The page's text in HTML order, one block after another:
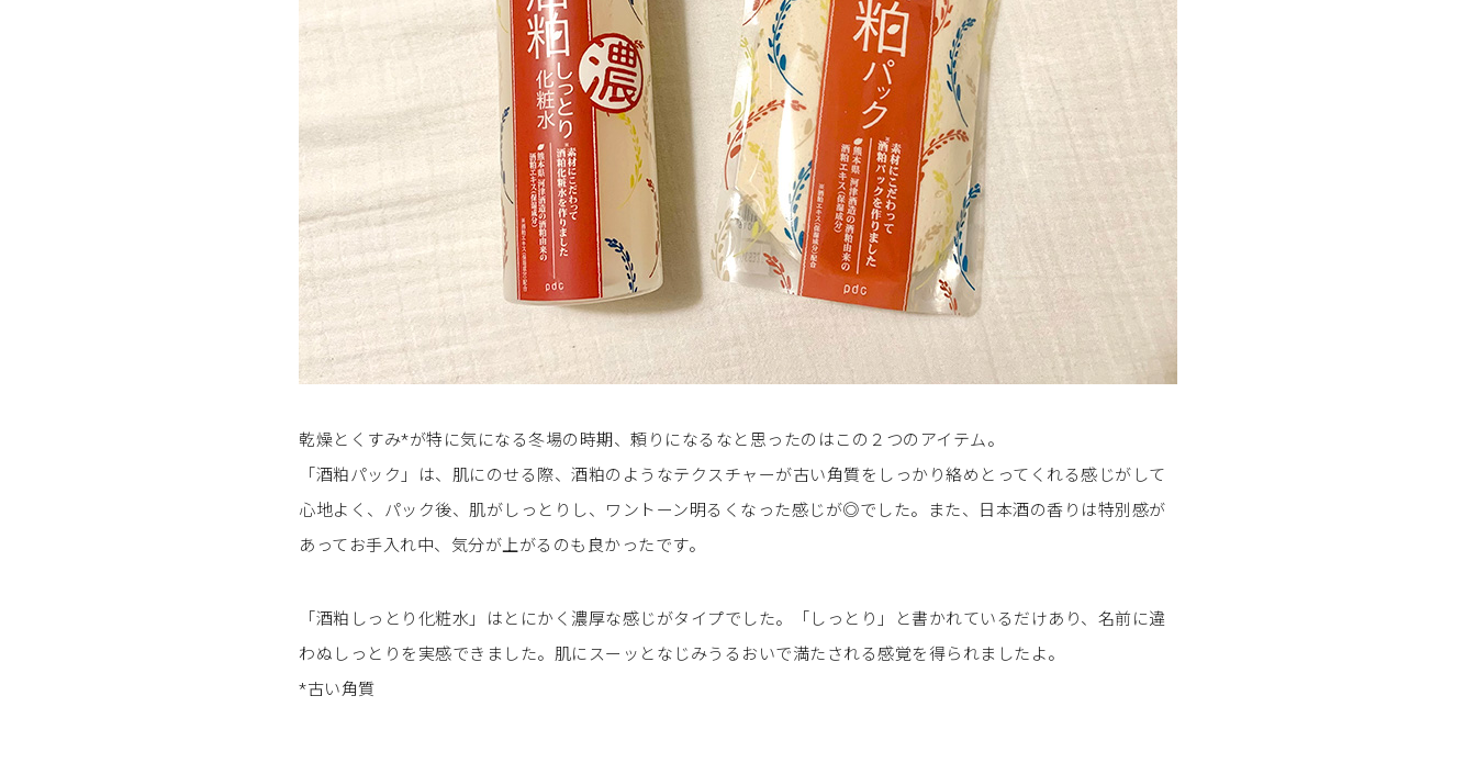
乾燥とくすみ*が特に気になる冬場の時期、頼りになるなと思ったのはこの２つのアイテム。
「酒粕パック」は、肌にのせる際、酒粕のようなテクスチャーが古い角質をしっかり絡めとってくれる感じがして
心地よく、パック後、肌がしっとりし、ワントーン明るくなった感じが◎でした。また、日本酒の香りは特別感が
あってお手入れ中、気分が上がるのも良かったです。
「酒粕しっとり化粧水」はとにかく濃厚な感じがタイプでした。「しっとり」と書かれているだけあり、名前に違
わぬしっとりを実感できました。肌にスーッとなじみうるおいで満たされる感覚を得られましたよ。
*古い角質